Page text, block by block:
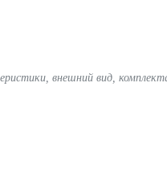
внешний вид,